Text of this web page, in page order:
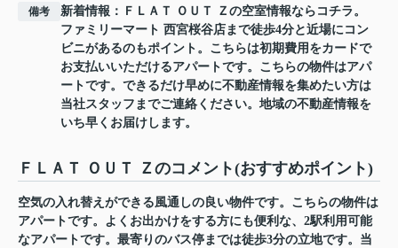
備考
新着情報：ＦＬＡＴ ＯＵＴ Ｚの空室情報ならコチラ。
ファミリーマート 西宮桜谷店まで徒歩4分と近場にコン
ビニがあるのもポイント。こちらは初期費用をカードで
お支払いいただけるアパートです。こちらの物件はアパ
ートです。できるだけ早めに不動産情報を集めたい方は
当社スタッフまでご連絡ください。地域の不動産情報を
いち早くお届けします。
ＦＬＡＴ ＯＵＴ Ｚのコメント(おすすめポイント)
空気の入れ替えができる風通しの良い物件です。こちらの物件は
アパートです。よくお出かけをする方にも便利な、2駅利用可能
なアパートです。最寄りのバス停までは徒歩3分の立地です。当